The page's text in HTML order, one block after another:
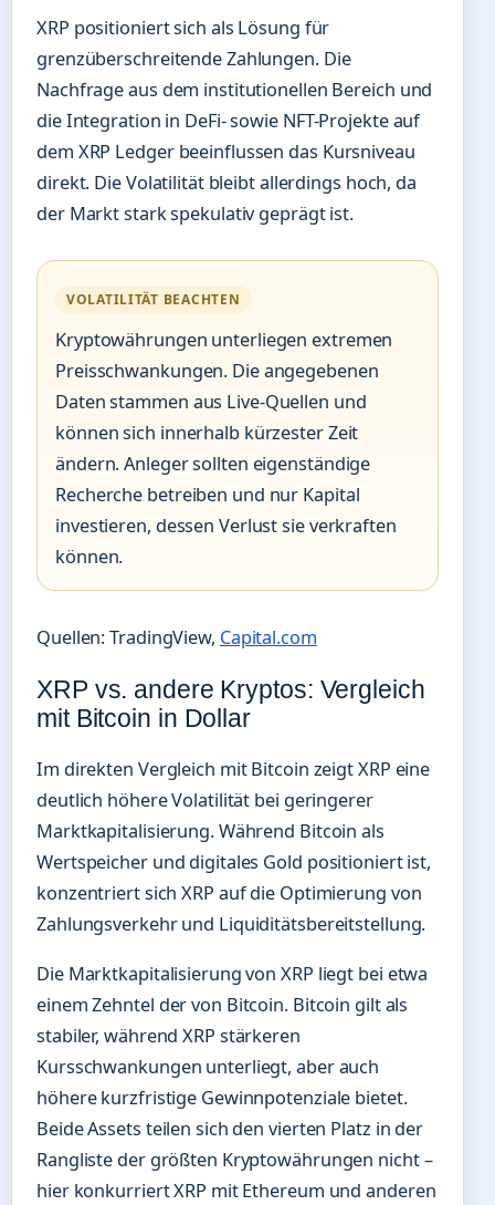
XRP positioniert sich als Lösung für
grenzüberschreitende Zahlungen. Die
Nachfrage aus dem institutionellen Bereich und
die Integration in DeFi- sowie NFT-Projekte auf
dem XRP Ledger beeinflussen das Kursniveau
direkt. Die Volatilität bleibt allerdings hoch, da
der Markt stark spekulativ geprägt ist.
VOLATILITÄT BEACHTEN
Kryptowährungen unterliegen extremen
Preisschwankungen. Die angegebenen
Daten stammen aus Live-Quellen und
können sich innerhalb kürzester Zeit
ändern. Anleger sollten eigenständige
Recherche betreiben und nur Kapital
investieren, dessen Verlust sie verkraften
können.
Quellen: TradingView, Capital.com
XRP vs. andere Kryptos: Vergleich
mit Bitcoin in Dollar
Im direkten Vergleich mit Bitcoin zeigt XRP eine
deutlich höhere Volatilität bei geringerer
Marktkapitalisierung. Während Bitcoin als
Wertspeicher und digitales Gold positioniert ist,
konzentriert sich XRP auf die Optimierung von
Zahlungsverkehr und Liquiditätsbereitstellung.
Die Marktkapitalisierung von XRP liegt bei etwa
einem Zehntel der von Bitcoin. Bitcoin gilt als
stabiler, während XRP stärkeren
Kursschwankungen unterliegt, aber auch
höhere kurzfristige Gewinnpotenziale bietet.
Beide Assets teilen sich den vierten Platz in der
Rangliste der größten Kryptowährungen nicht –
hier konkurriert XRP mit Ethereum und anderen